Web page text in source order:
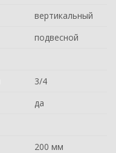
вертикальный
подвесной
3/4
да
200 мм